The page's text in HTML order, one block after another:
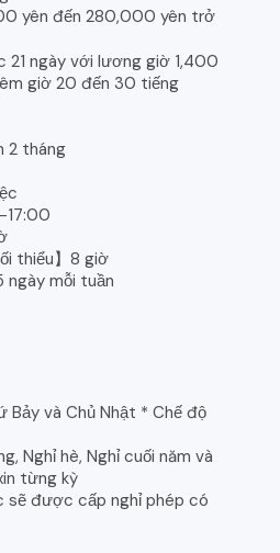
yên đến 280,000 yên trở
ngày với lương giờ 1,400
giờ 20 đến 30 tiếng
2 tháng
17:00
thiểu】8 giờ
ngày mỗi tuần
Bảy và Chủ Nhật * Chế độ
Nghỉ hè, Nghỉ cuối năm và
từng kỳ
sẽ được cấp nghỉ phép có